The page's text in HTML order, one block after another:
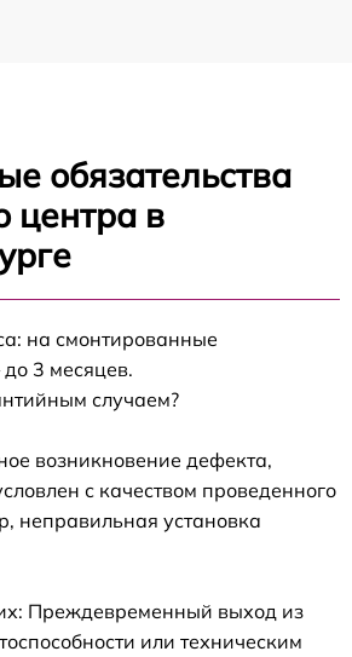
обязательства
центра в
на смонтированные
3 месяцев.
случаем?
возникновение дефекта,
с качеством проведенного
неправильная установка
Преждевременный выход из
или техническим